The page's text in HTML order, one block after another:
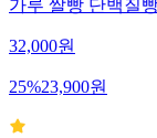
가루 쌀빵 단백질
32,000원
25%23,900원